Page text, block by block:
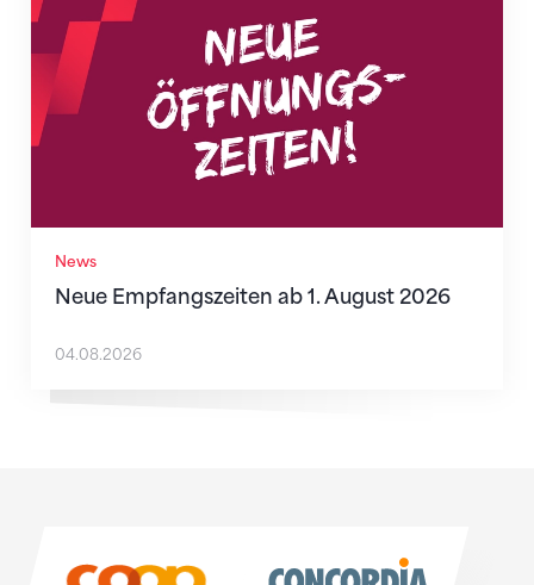
News
Neue Empfangszeiten ab 1. August 2026
04.08.2026